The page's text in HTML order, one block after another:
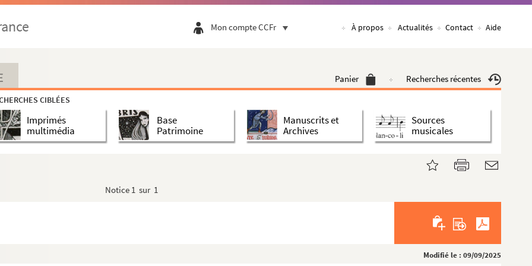
Mon compte CCFr À propos Actualités Contact Aide
Panier Recherches récentes
CIBLÉES
Imprimés
multimédia
Base
Patrimoine
Manuscrits et
Archives
Sources
musicales
Notice 1 sur 1
Modifié le : 09/09/2025